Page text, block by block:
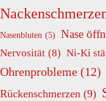
Nasenbluten (5) Nase
Nervosität (8) Ni-Ki
Ohrenprobleme (12)
Rückenschmerzen (9)